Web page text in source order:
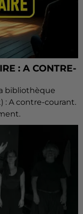
: A CONTRE-
bibliothèque
: A contre-courant.